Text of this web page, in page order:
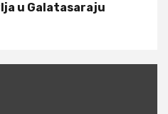
u Galatasaraju